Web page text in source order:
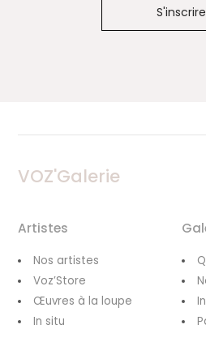
VOZ'Galerie
Artistes
Nos artistes
Voz’Store
Œuvres à la loupe
In situ